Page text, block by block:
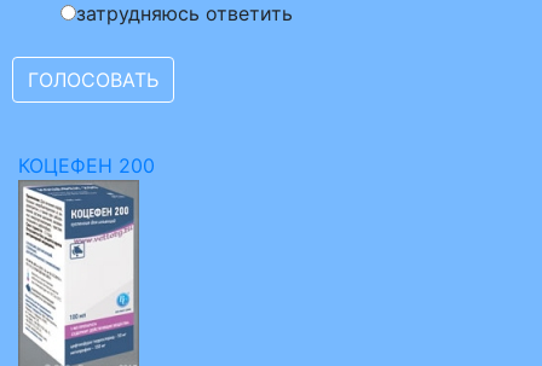
затрудняюсь ответить
КОЦЕФЕН 200